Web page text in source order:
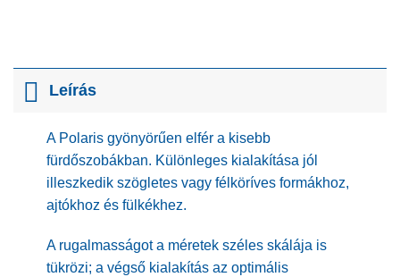
Leírás
A Polaris gyönyörűen elfér a kisebb
fürdőszobákban. Különleges kialakítása jól
illeszkedik szögletes vagy félköríves formákhoz,
ajtókhoz és fülkékhez.
A rugalmasságot a méretek széles skálája is
tükrözi; a végső kialakítás az optimális